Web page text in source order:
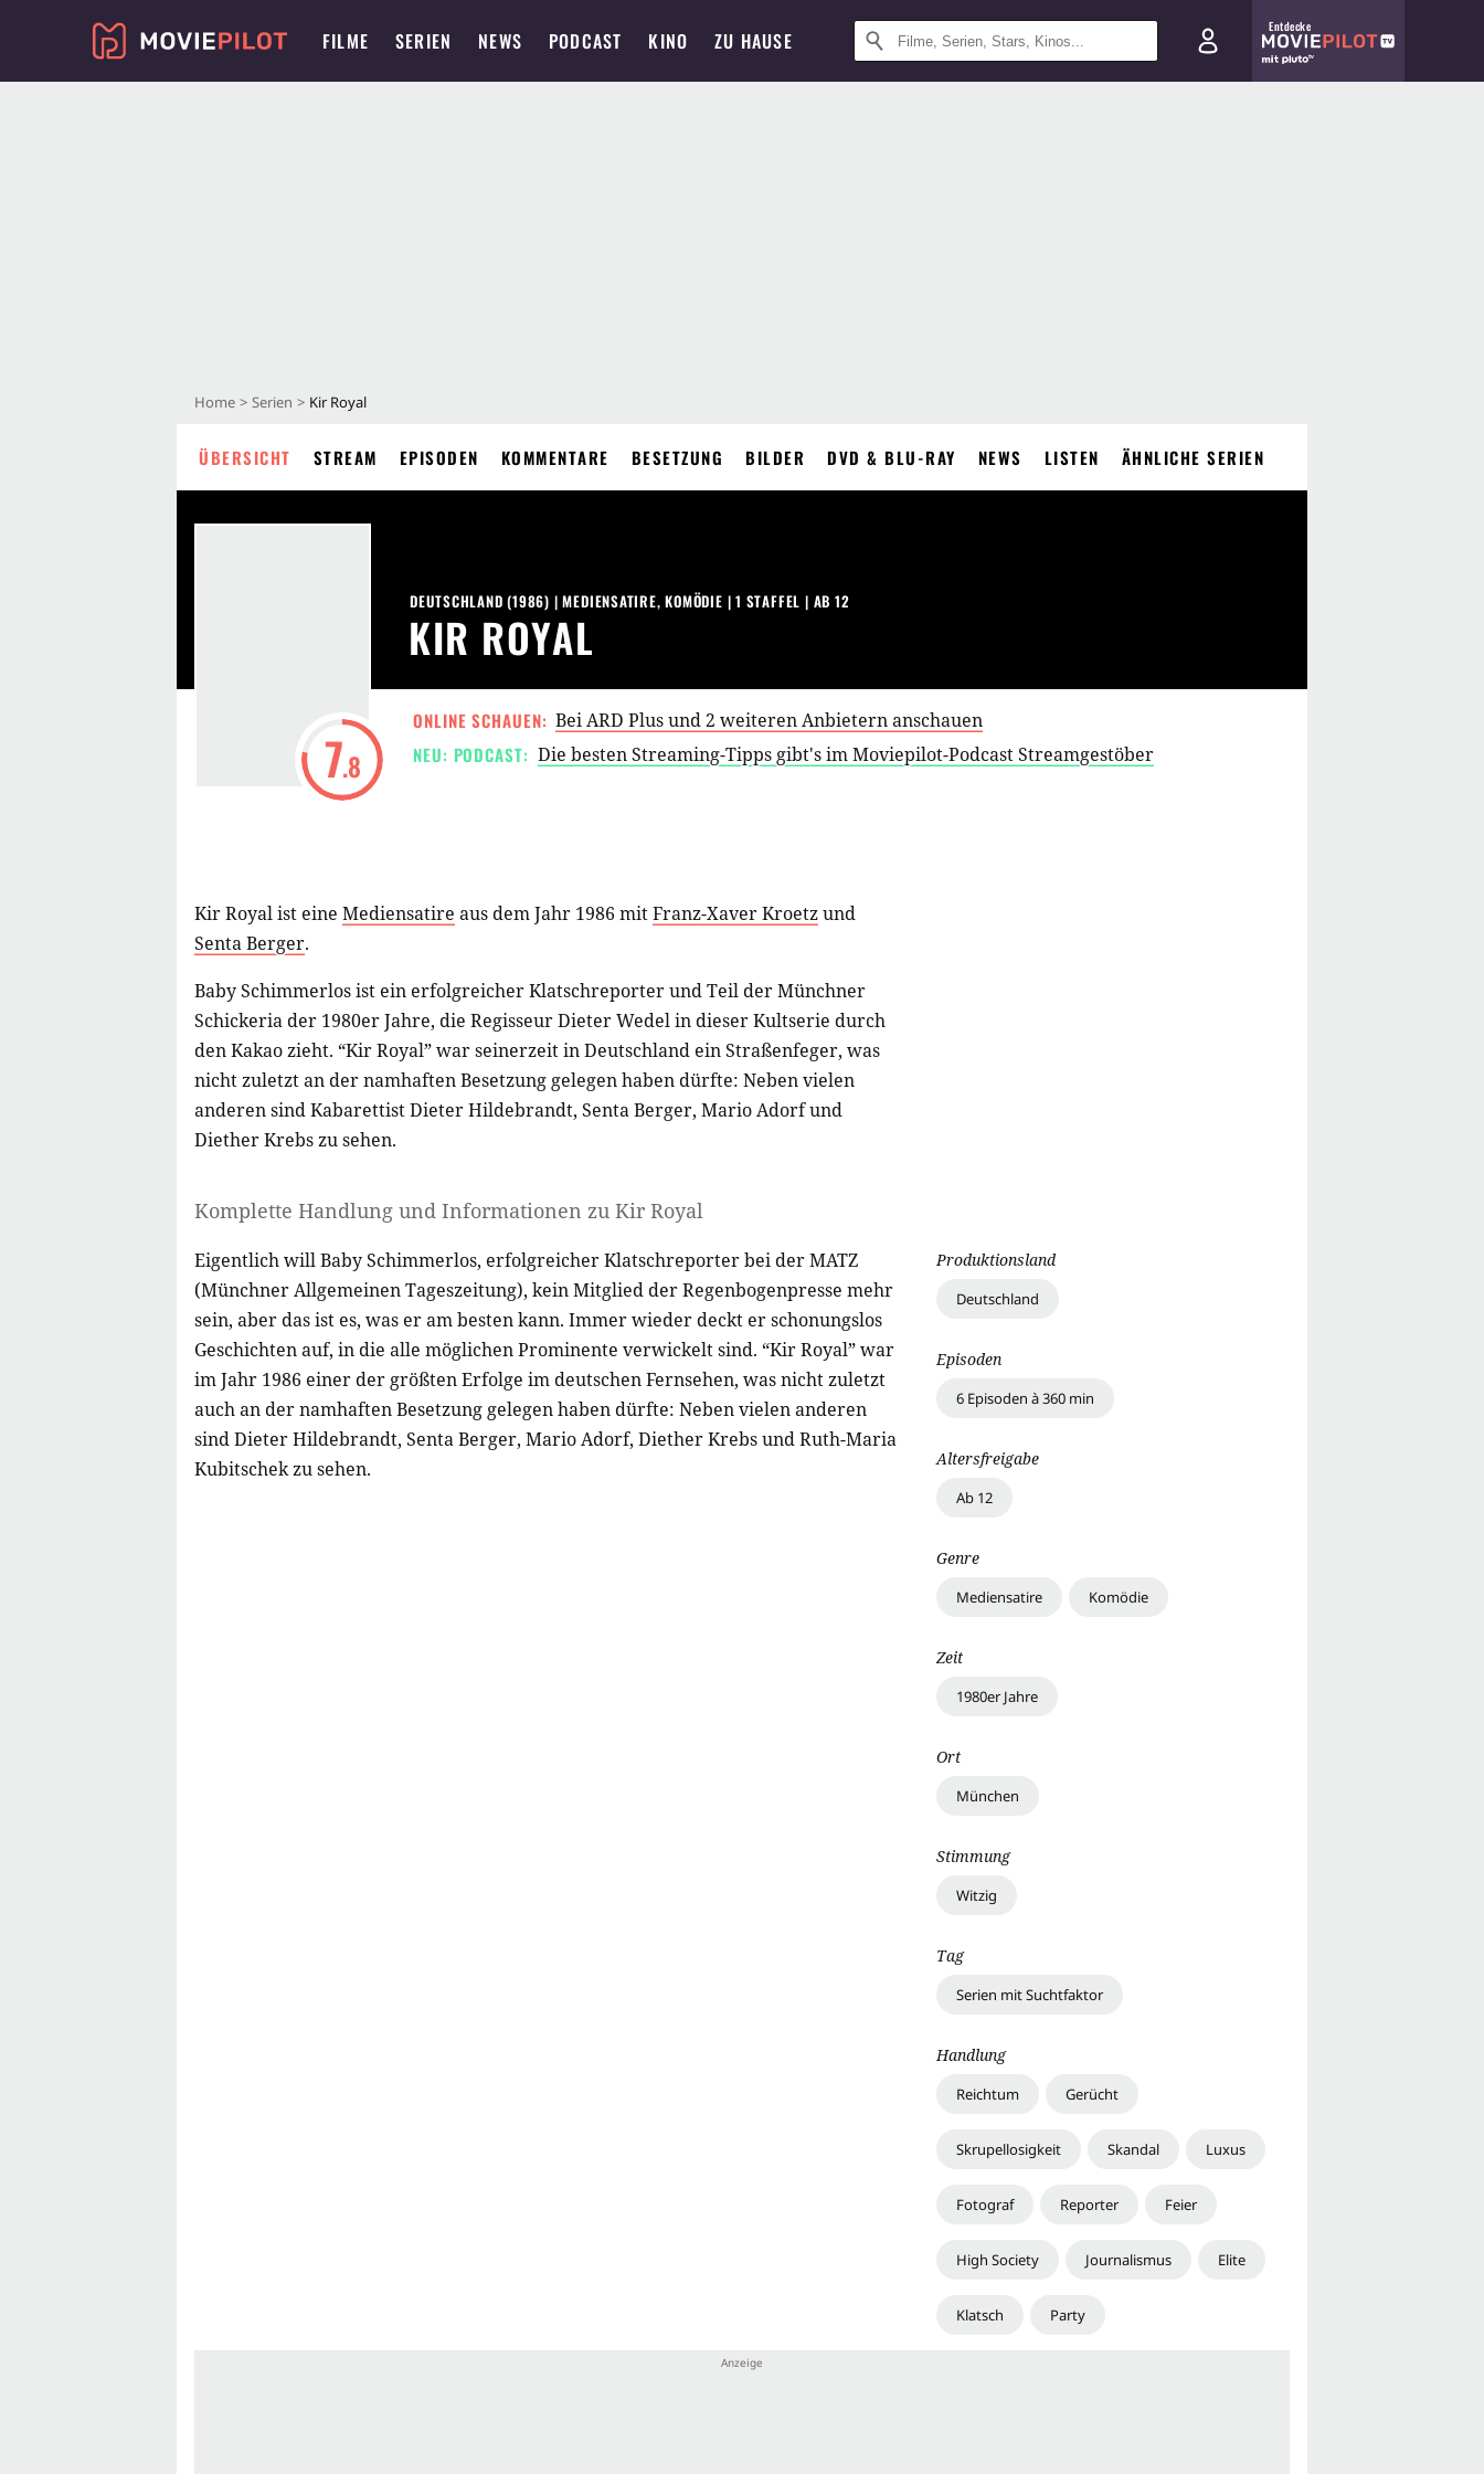
FILME SERIEN NEWS PODCAST KINO ZU HAUSE
Entdecke
Home Serien Kir Royal
ÜBERSICHT STREAM EPISODEN KOMMENTARE BESETZUNG BILDER DVD & BLU-RAY NEWS LISTEN ÄHNLICHE SERIEN
7.8
KIR ROYAL
DEUTSCHLAND (1986) |MEDIENSATIRE,KOMÖDIE |1 STAFFEL | AB 12
ONLINE SCHAUEN: Bei ARD Plus und 2 weiteren Anbietern anschauen
NEU: PODCAST: Die besten Streaming-Tipps gibt's im Moviepilot-Podcast Streamgestöber
Kir Royal ist eine Mediensatire aus dem Jahr 1986 mitFranz-Xaver Kroetzund
Senta Berger.
Baby Schimmerlos ist ein erfolgreicher Klatschreporter und Teil der Münchner
Schickeria der 1980er Jahre, die Regisseur Dieter Wedel in dieser Kultserie durch
den Kakao zieht. “Kir Royal” war seinerzeit in Deutschland ein Straßenfeger, was
nicht zuletzt an der namhaften Besetzung gelegen haben dürfte: Neben vielen
anderen sind Kabarettist Dieter Hildebrandt, Senta Berger, Mario Adorf und
Diether Krebs zu sehen.
Komplette Handlung und Informationen zu Kir Royal
Eigentlich will Baby Schimmerlos, erfolgreicher Klatschreporter bei der MATZ
(Münchner Allgemeinen Tageszeitung), kein Mitglied der Regenbogenpresse mehr
sein, aber das ist es, was er am besten kann. Immer wieder deckt er schonungslos
Geschichten auf, in die alle möglichen Prominente verwickelt sind. “Kir Royal” war
im Jahr 1986 einer der größten Erfolge im deutschen Fernsehen, was nicht zuletzt
auch an der namhaften Besetzung gelegen haben dürfte: Neben vielen anderen
sind Dieter Hildebrandt, Senta Berger, Mario Adorf, Diether Krebs und Ruth-Maria
Kubitschek zu sehen.
Produktionsland
Deutschland
Episoden
6 Episoden à 360 min
Altersfreigabe
Ab 12
Genre
Mediensatire Komödie
Zeit
1980er Jahre
Ort
München
Stimmung
Witzig
Tag
Serien mit Suchtfaktor
Handlung
Reichtum Gerücht
Skrupellosigkeit Skandal Luxus
Fotograf Reporter Feier
High Society Journalismus Elite
Klatsch Party